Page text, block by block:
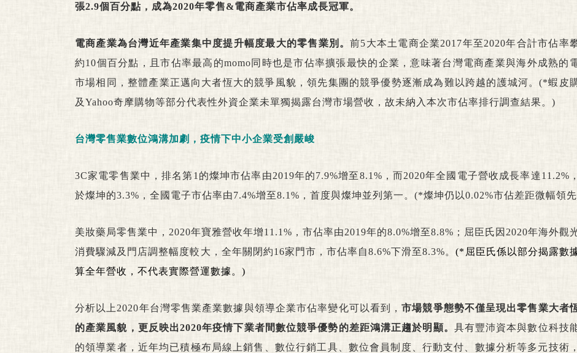
張2.9個百分點，成為2020年零售&電商產業市佔率成長冠軍。
電商產業為台灣近年產業集中度提升幅度最大的零售業別。前5大本土電商企業2017年至2020年合計市佔率
約10個百分點，且市佔率最高的momo同時也是市佔率擴張最快的企業，意味著台灣電商產業與海外成熟的
市場相同，整體產業正邁向大者恆大的競爭風貌，領先集團的競爭優勢逐漸成為難以跨越的護城河。(*蝦皮
及Yahoo奇摩購物等部分代表性外資企業未單獨揭露台灣市場營收，故未納入本次市佔率排行調查結果。)
台灣零售業數位鴻溝加劇，疫情下中小企業受創嚴峻
3C家電零售業中，排名第1的燦坤市佔率由2019年的7.9%增至8.1%， 而2020年全國電子營收成長率達11.2%
於燦坤的3.3%， 全國電子市佔率由7.4%增至8.1%，首度與燦坤並列第一。(*燦坤仍以0.02%市佔差距微幅領
美妝藥局零售業中，2020年寶雅營收年增11.1%，市佔率由2019年的8.0%增至8.8%；屈臣氏因2020年海外觀
消費驟減及門店調整幅度較大，全年關閉約16家門市，市佔率自8.6%下滑至8.3%。(*屈臣氏係以部分揭露數
算全年營收，不代表實際營運數據。)
分析以上2020年台灣零售業產業數據與領導企業市佔率變化可以看到，市場競爭態勢不僅呈現出零售業大者
的產業風貌，更反映出2020年疫情下業者間數位競爭優勢的差距鴻溝正趨於明顯。 具有豐沛資本與數位科技
的領導業者，近年均已積極布局線上銷售、數位行銷工具、數位會員制度、行動支付、數據分析等多元技術